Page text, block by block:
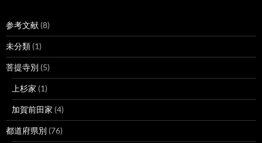
参考文献 (8)
未分類 (1)
菩提寺別 (5)
上杉家 (1)
加賀前田家 (4)
都道府県別 (76)